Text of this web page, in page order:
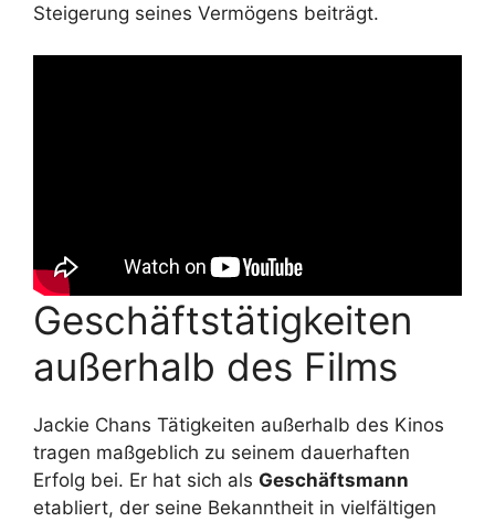
Steigerung seines Vermögens beiträgt.
Geschäftstätigkeiten
außerhalb des Films
Jackie Chans Tätigkeiten außerhalb des Kinos
tragen maßgeblich zu seinem dauerhaften
Erfolg bei. Er hat sich als Geschäftsmann
etabliert, der seine Bekanntheit in vielfältigen